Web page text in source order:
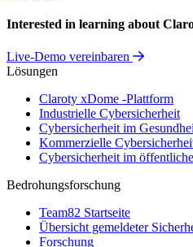
Interested in learning about
Live-Demo vereinbaren
Lösungen
Claroty xDome -Plattform
Industrielle Cybersicherheit
Cybersicherheit im
Kommerzielle
Cybersicherheit im
Bedrohungsforschung
Team82 Startseite
Übersicht gemeldeter
Forschung